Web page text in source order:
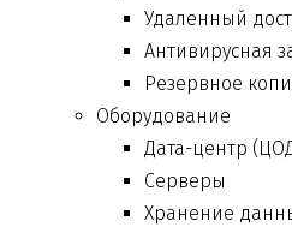
Удаленный
Антивирусная
Резервное
Оборудование
Дата-центр
Серверы
Хранение